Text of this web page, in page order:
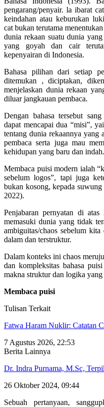
pengarang/penyair. la ibarat
keindahan atau keburukan
cat bukan terutama
dunia rekaan suatu dunia
yang goyah dan cair
kepenyairan di Indonesia.
Bahasa pilihan dari setiap
ditemukan , diciptakan,
menjelaskan dunia rekaan
diluar jangkauan pembaca.
Dengan bahasa tersebut
dapat mencapai dua “misi”,
tentang dunia rekaannya yang
pembaca serta juga mau
kehidupan yang baru dan indah.
Membaca puisi modern ialah
sebelum logos”, tapi juga
bukan kosong, kepada
2022).
Penjabaran pernyatan di
memasuki dunia yang tidak
ambiguitas/chaos sebelum
dalam dan terstruktur.
Dalam konteks ini chaos
dan kompleksitas bahasa
makna struktur dan logika
Membaca puisi
Tulisan Terkait
Fatwa Haram Nuklir: Catatan
7 Agustus 2026, 22:53
Berita Lainnya
Dr. Indra Purnama, M.Sc,
26 Oktober 2024, 09:44
Sebuah pertanyaan,